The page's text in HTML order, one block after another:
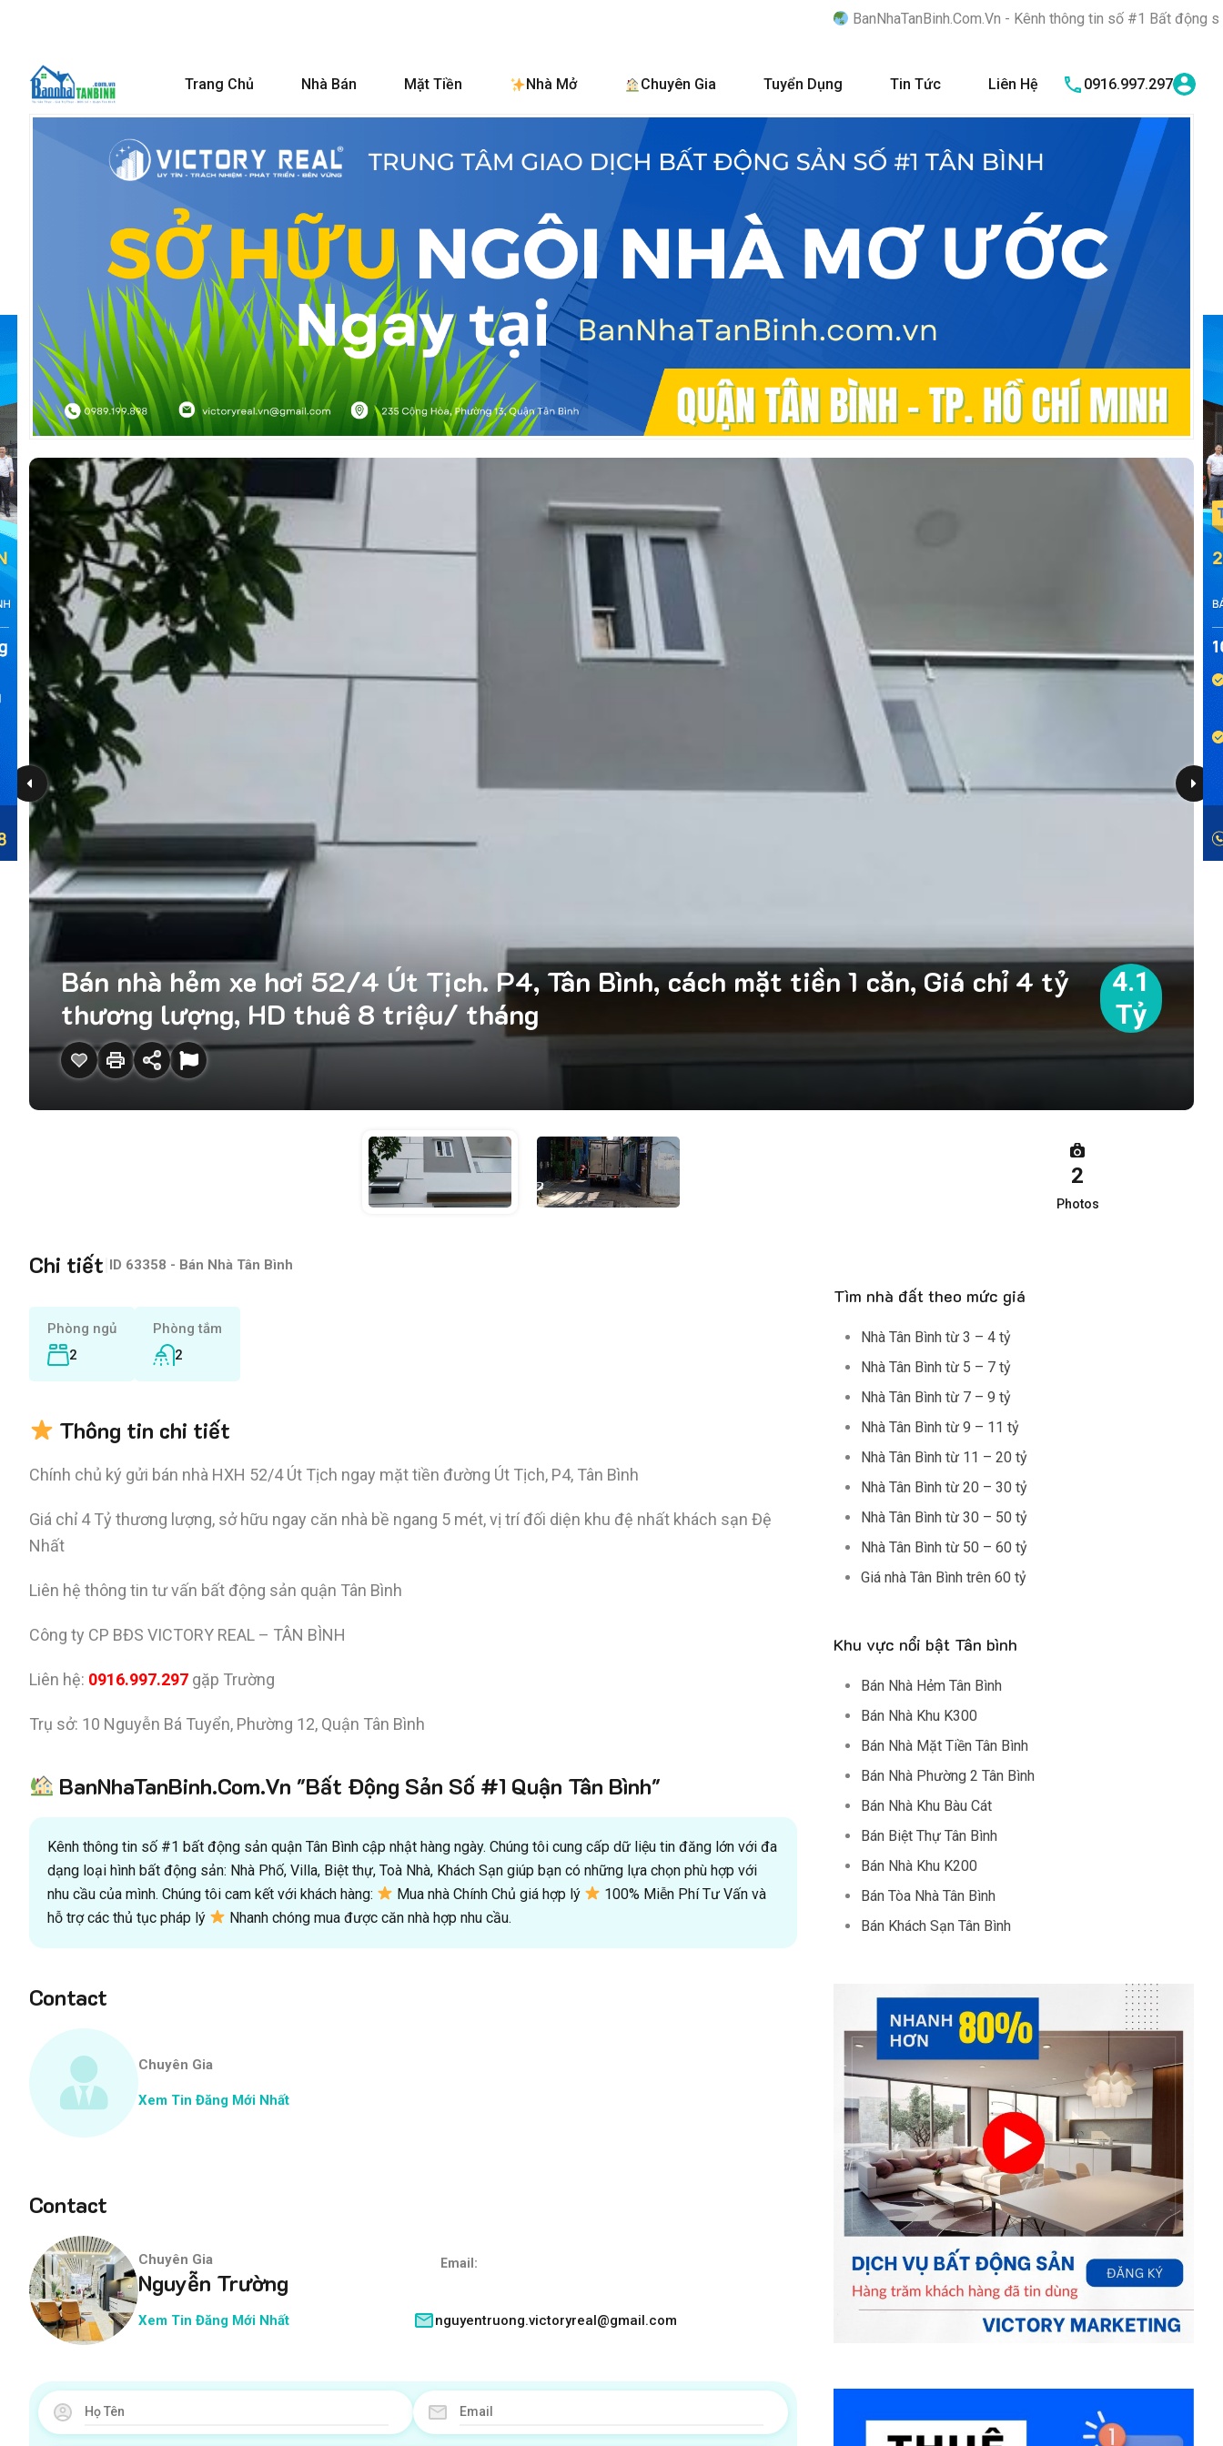
BanNhaTanBinh.Com.Vn - Kênh thông tin số #1 Bất động sản quận Tân
Trang Chủ Nhà Bán Mặt Tiền Nhà Mở Chuyên Gia Tuyển Dụng Tin Tức Liên Hệ 0916.997.297
Bán nhà hẻm xe hơi 52/4 Út Tịch. P4, Tân Bình, cách mặt tiền 1 căn, Giá chỉ 4 tỷ
thương lượng, HD thuê 8 triệu/ tháng
4.1
Tỷ
2
Photos
Chi tiết ID 63358 - Bán Nhà Tân Bình
Phòng ngủ
2
Phòng tắm
2
Thông tin chi tiết
Chính chủ ký gửi bán nhà HXH 52/4 Út Tịch ngay mặt tiền đường Út Tịch, P4, Tân Bình
Giá chỉ 4 Tỷ thương lượng, sở hữu ngay căn nhà bề ngang 5 mét, vị trí đối diện khu đệ nhất khách sạn Đệ
Nhất
Liên hệ thông tin tư vấn bất động sản quận Tân Bình
Công ty CP BĐS VICTORY REAL – TÂN BÌNH
Liên hệ: 0916.997.297 gặp Trường
Trụ sở: 10 Nguyễn Bá Tuyển, Phường 12, Quận Tân Bình
BanNhaTanBinh.Com.Vn "Bất Động Sản Số #1 Quận Tân Bình"
Kênh thông tin số #1 bất động sản quận Tân Bình cập nhật hàng ngày. Chúng tôi cung cấp dữ liệu tin đăng lớn với đa
dạng loại hình bất động sản: Nhà Phố, Villa, Biệt thự, Toà Nhà, Khách Sạn giúp bạn có những lựa chọn phù hợp với
nhu cầu của mình. Chúng tôi cam kết với khách hàng:
Mua nhà Chính Chủ giá hợp lý
100% Miễn Phí Tư Vấn và
hỗ trợ các thủ tục pháp lý
Nhanh chóng mua được căn nhà hợp nhu cầu.
Contact
Chuyên Gia
Xem Tin Đăng Mới Nhất
Contact
Chuyên Gia
Nguyễn Trường
Xem Tin Đăng Mới Nhất
Email:
nguyentruong.victoryreal@gmail.com
Tìm nhà đất theo mức giá
Nhà Tân Bình từ 3 – 4 tỷ
Nhà Tân Bình từ 5 – 7 tỷ
Nhà Tân Bình từ 7 – 9 tỷ
Nhà Tân Bình từ 9 – 11 tỷ
Nhà Tân Bình từ 11 – 20 tỷ
Nhà Tân Bình từ 20 – 30 tỷ
Nhà Tân Bình từ 30 – 50 tỷ
Nhà Tân Bình từ 50 – 60 tỷ
Giá nhà Tân Bình trên 60 tỷ
Khu vực nổi bật Tân bình
Bán Nhà Hẻm Tân Bình
Bán Nhà Khu K300
Bán Nhà Mặt Tiền Tân Bình
Bán Nhà Phường 2 Tân Bình
Bán Nhà Khu Bàu Cát
Bán Biệt Thự Tân Bình
Bán Nhà Khu K200
Bán Tòa Nhà Tân Bình
Bán Khách Sạn Tân Bình